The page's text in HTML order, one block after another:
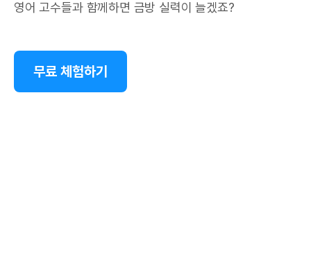
영어 고수들과 함께하면 금방 실력이 늘겠죠?
무료 체험하기